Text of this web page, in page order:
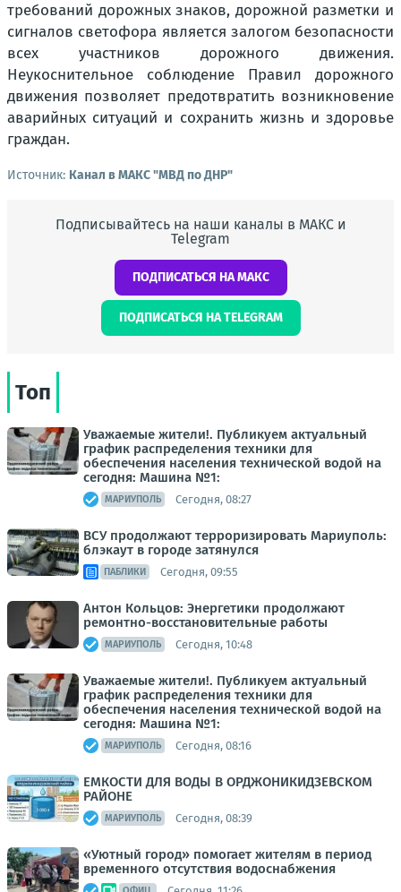
требований дорожных знаков, дорожной разметки и
сигналов светофора является залогом безопасности
всех участников дорожного движения.
Неукоснительное соблюдение Правил дорожного
движения позволяет предотвратить возникновение
аварийных ситуаций и сохранить жизнь и здоровье
граждан.
Источник: Канал в МАКС "МВД по ДНР"
Подписывайтесь на наши каналы в МАКС и
Telegram
ПОДПИСАТЬСЯ НА МАКС
ПОДПИСАТЬСЯ НА TELEGRAM
Топ
Уважаемые жители!. Публикуем актуальный
график распределения техники для
обеспечения населения технической водой на
сегодня: Машина №1:
МАРИУПОЛЬ Сегодня, 08:27
ВСУ продолжают терроризировать Мариуполь:
блэкаут в городе затянулся
ПАБЛИКИ Сегодня, 09:55
Антон Кольцов: Энергетики продолжают
ремонтно-восстановительные работы
МАРИУПОЛЬ Сегодня, 10:48
Уважаемые жители!. Публикуем актуальный
график распределения техники для
обеспечения населения технической водой на
сегодня: Машина №1:
МАРИУПОЛЬ Сегодня, 08:16
ЕМКОСТИ ДЛЯ ВОДЫ В ОРДЖОНИКИДЗЕВСКОМ
РАЙОНЕ
МАРИУПОЛЬ Сегодня, 08:39
«Уютный город» помогает жителям в период
временного отсутствия водоснабжения